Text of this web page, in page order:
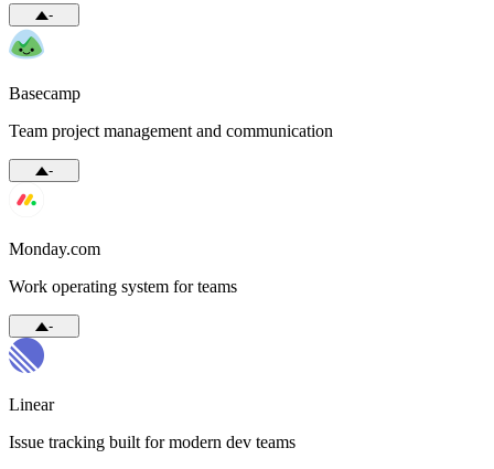
-
Basecamp
Team project management and communication
-
Monday.com
Work operating system for teams
-
Linear
Issue tracking built for modern dev teams